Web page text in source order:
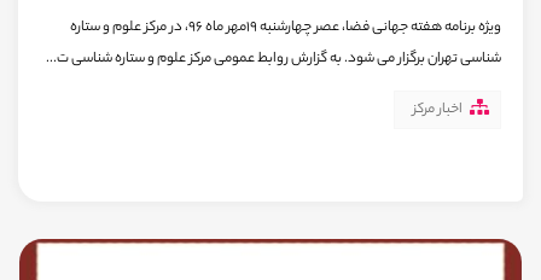
ویژه برنامه هفته جهانی فضا، عصر چهارشنبه 19مهر ماه 96، در مرکز علوم و ستاره
شناسی تهران برگزار می شود. به گزارش روابط عمومی مرکز علوم و ستاره شناسی ت...
اخبار مرکز